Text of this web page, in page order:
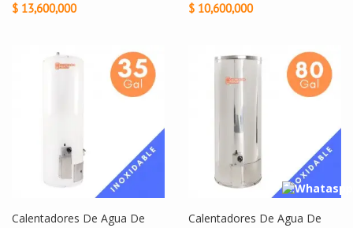
$ 13,600,000 $ 10,600,000
Calentadores De Agua De
Calentadores De Agua De